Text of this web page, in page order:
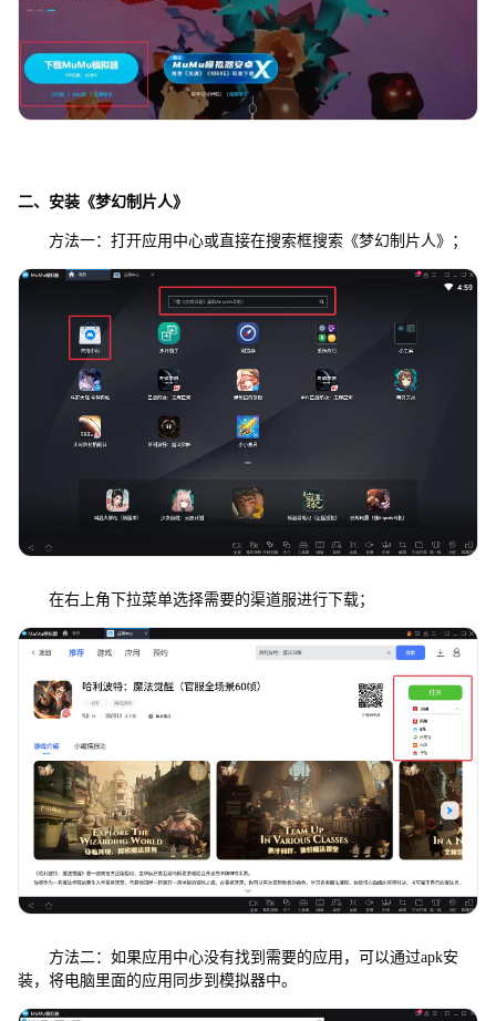
二、安装《梦幻制片人》
方法一：打开应用中心或直接在搜索框搜索《梦幻制片人》；
在右上角下拉菜单选择需要的渠道服进行下载；
方法二：如果应用中心没有找到需要的应用，可以通过apk安
装，将电脑里面的应用同步到模拟器中。